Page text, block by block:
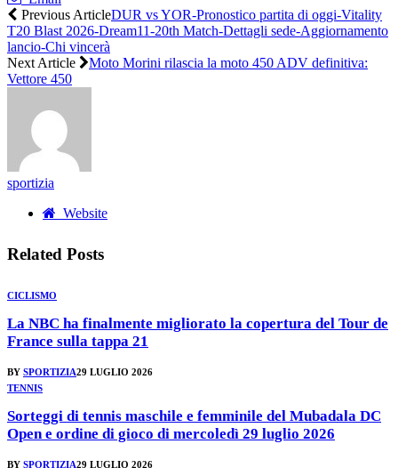
Previous ArticleDUR vs YOR-Pronostico partita di oggi-Vitality
T20 Blast 2026-Dream11-20th Match-Dettagli sede-Aggiornamento
lancio-Chi vincerà
Next Article
Moto Morini rilascia la moto 450 ADV definitiva:
Vettore 450
sportizia
Website
Related Posts
CICLISMO
La NBC ha finalmente migliorato la copertura del Tour de
France sulla tappa 21
BY SPORTIZIA29 LUGLIO 2026
TENNIS
Sorteggi di tennis maschile e femminile del Mubadala DC
Open e ordine di gioco di mercoledì 29 luglio 2026
BY SPORTIZIA29 LUGLIO 2026